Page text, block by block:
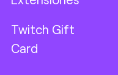
Twitch Gift
Card